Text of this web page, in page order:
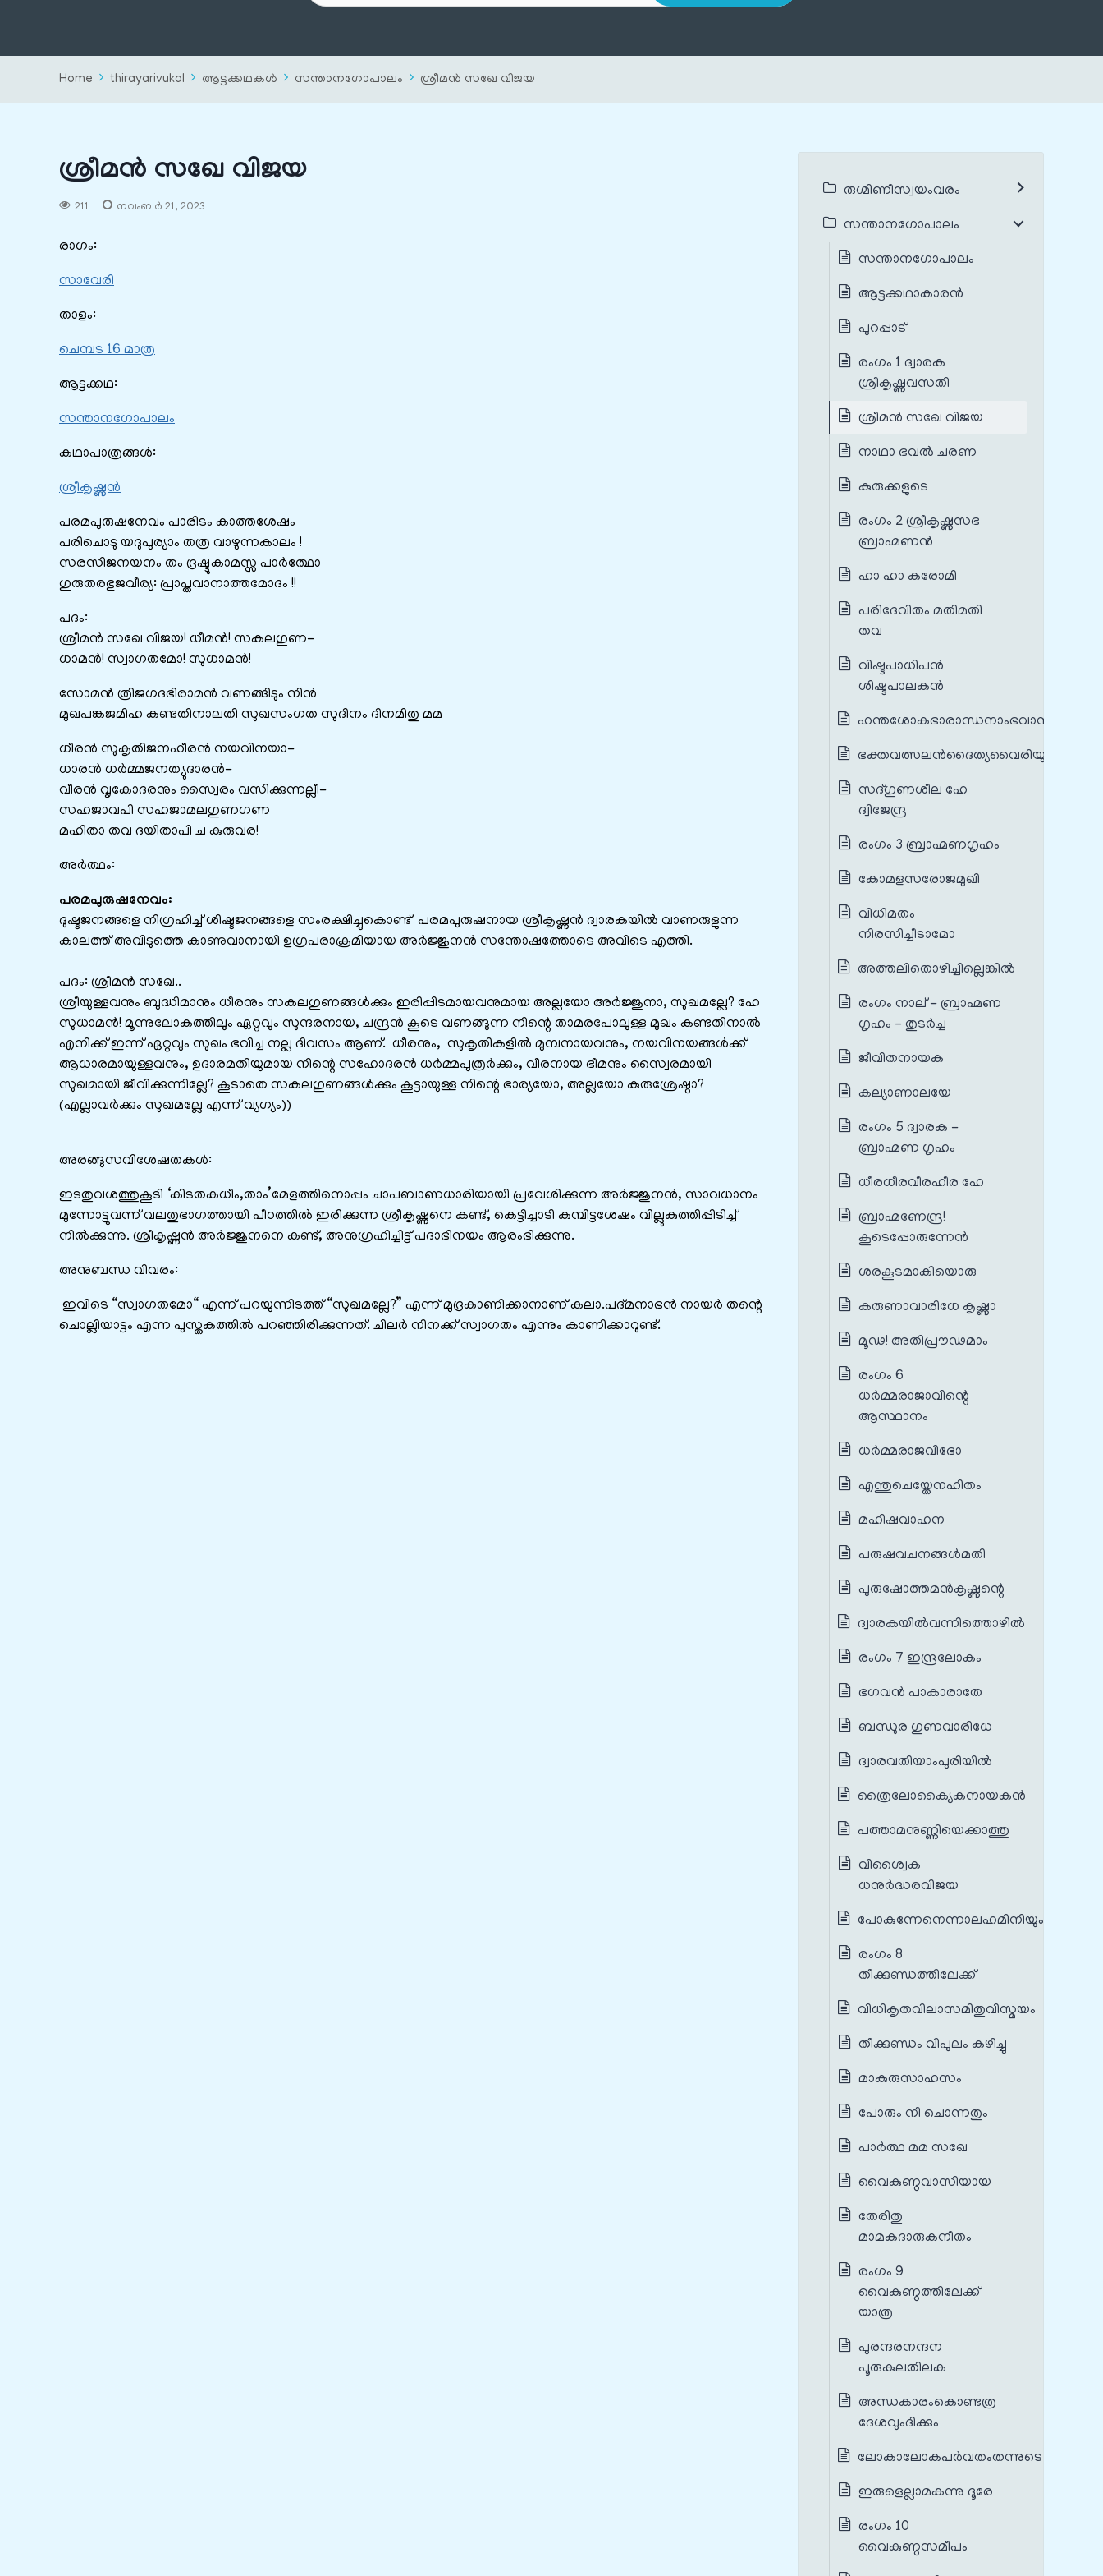
Home thirayarivukal ആട്ടക്കഥകൾ സന്താനഗോപാലം ശ്രീമൻ സഖേ വിജയ
ശ്രീമൻ സഖേ വിജയ
211 നവംബർ 21, 2023
രാഗം:
സാവേരി
താളം:
ചെമ്പട 16 മാത്ര
ആട്ടക്കഥ:
സന്താനഗോപാലം
കഥാപാത്രങ്ങൾ:
ശ്രീകൃഷ്ണൻ
പരമപുരുഷനേവം പാരിടം കാത്തശേഷം
പരിചൊടു യദുപുര്യാം തത്ര വാഴുന്നകാലം !
സരസിജനയനം തം ദ്രഷ്ടുകാമസ്സ പാര്‍ത്ഥോ
ഗുരുതരഭുജവീര്യ: പ്രാപ്തവാനാത്തമോദം !!
പദം:
ശ്രീമൻ സഖേ വിജയ! ധീമന്‍! സകലഗുണ-
ധാമന്‍! സ്വാഗതമോ! സുധാമന്‍!
സോമന്‍ ത്രിജഗദഭിരാമന്‍ വണങ്ങിടും നിന്‍
മുഖപങ്കജമിഹ കണ്ടതിനാലതി സുഖസംഗത സുദിനം ദിനമിതു മമ
ധീരന്‍ സുകൃതിജനഹീരന്‍ നയവിനയാ-
ധാരന്‍ ധര്‍മ്മജനത്യുദാരന്‍-
വീരന്‍ വൃകോദരനും സ്വൈരം വസിക്കുന്നല്ലീ-
സഹജാവപി സഹജാമലഗുണഗണ
മഹിതാ തവ ദയിതാപി ച കുരുവര!
അർത്ഥം:
പരമപുരുഷനേവം:
ദുഷ്ടജനങ്ങളെ നിഗ്രഹിച്ച്‌ ശിഷ്ടജനങ്ങളെ സംരക്ഷിച്ചുകൊണ്ട്‌ പരമപുരുഷനായ ശ്രീകൃഷ്ണൻ ദ്വാരകയിൽ വാണരുളുന്ന
കാലത്ത്‌ അവിടുത്തെ കാണുവാനായി ഉഗ്രപരാക്രമിയായ അർജ്ജുനൻ സന്തോഷത്തോടെ അവിടെ എത്തി.
പദം: ശ്രീമൻ സഖേ..
ശ്രീയുള്ളവനും ബുദ്ധിമാനും ധീരനും സകലഗുണങ്ങൾക്കും ഇരിപ്പിടമായവനുമായ അല്ലയോ അർജ്ജുനാ, സുഖമല്ലേ? ഹേ
സുധാമൻ! മൂന്നുലോകത്തിലും ഏറ്റവും സുന്ദരനായ, ചന്ദ്രൻ കൂടെ വണങ്ങുന്ന നിന്റെ താമരപോലുള്ള മുഖം കണ്ടതിനാൽ
എനിക്ക് ഇന്ന് ഏറ്റവും സുഖം ഭവിച്ച നല്ല ദിവസം ആണ്. ധീരനും, സുകൃതികളിൽ മുമ്പനായവനും, നയവിനയങ്ങൾക്ക്
ആധാരമായുള്ളവനും, ഉദാരമതിയുമായ നിന്റെ സഹോദരൻ ധർമ്മപുത്രർക്കും, വീരനായ ഭീമനും സ്വൈരമായി
സുഖമായി ജീവിക്കുന്നില്ലേ? കൂടാതെ സകലഗുണങ്ങൾക്കും കൂട്ടായുള്ള നിന്റെ ഭാര്യയോ, അല്ലയോ കുരുശ്രേഷ്ഠാ?
(എല്ലാവർക്കും സുഖമല്ലേ എന്ന് വ്യഗ്യം))
അരങ്ങുസവിശേഷതകൾ:
ഇടതുവശത്തുകൂടി ‘കിടതകധീം,താം’മേളത്തിനൊപ്പം ചാപബാണധാരിയായി പ്രവേശിക്കുന്ന അർജ്ജുനൻ, സാവധാനം
മുന്നോട്ടുവന്ന് വലതുഭാഗത്തായി പീഠത്തിൽ ഇരിക്കുന്ന ശ്രീകൃഷ്ണനെ കണ്ട്, കെട്ടിച്ചാടി കുമ്പിട്ടശേഷം വില്ലുകുത്തിപ്പിടിച്ച്
നിൽക്കുന്നു. ശ്രീകൃഷ്ണൻ അർജ്ജുനനെ കണ്ട്, അനുഗ്രഹിച്ചിട്ട് പദാഭിനയം ആരംഭിക്കുന്നു.
അനുബന്ധ വിവരം:
ഇവിടെ “സ്വാഗതമോ“ എന്ന് പറയുന്നിടത്ത്‌ “സുഖമല്ലേ?” എന്ന് മുദ്രകാണിക്കാനാണ്‌ കലാ.പദ്മനാഭൻ നായർ തന്റെ
ചൊല്ലിയാട്ടം എന്ന പുസ്തകത്തിൽ പറഞ്ഞിരിക്കുന്നത്‌. ചിലർ നിനക്ക്‌ സ്വാഗതം എന്നും കാണിക്കാറുണ്ട്‌.
രുഗ്മിണീസ്വയംവരം
സന്താനഗോപാലം
സന്താനഗോപാലം
ആട്ടക്കഥാകാരൻ
പുറപ്പാട്
രംഗം 1 ദ്വാരക
ശ്രീകൃഷ്ണവസതി
ശ്രീമൻ സഖേ വിജയ
നാഥാ ഭവൽ ചരണ
കുരുക്കളുടെ
രംഗം 2 ശ്രീകൃഷ്ണസഭ
ബ്രാഹ്മണൻ
ഹാ ഹാ കരോമി
പരിദേവിതം മതിമതി
തവ
വിഷ്ടപാധിപൻ
ശിഷ്ടപാലകൻ
ഹന്തശോകഭാരാന്ധനാംഭവാൻ
ഭക്തവത്സലൻദൈത്യവൈരിയും
സദ്ഗുണശീല ഹേ
ദ്വിജേന്ദ്ര
രംഗം 3 ബ്രാഹ്മണഗൃഹം
കോമളസരോജമുഖി
വിധിമതം
നിരസിച്ചീടാമോ
അത്തലിതൊഴിച്ചില്ലെങ്കിൽ
രംഗം നാല് - ബ്രാഹ്മണ
ഗൃഹം - തുടർച്ച
ജീവിതനായക
കല്യാണാലയേ
രംഗം 5 ദ്വാരക -
ബ്രാഹ്മണ ഗൃഹം
ധീരധീരവീരഹീര ഹേ
ബ്രാഹ്മണേന്ദ്ര!
കൂടെപ്പോരുന്നേൻ
ശരകൂടമാകിയൊരു
കരുണാവാരിധേ കൃഷ്ണാ
മൂഢ! അതിപ്രൗഢമാം
രംഗം 6
ധർമ്മരാജാവിന്റെ
ആസ്ഥാനം
ധർമ്മരാജവിഭോ
എന്തുചെയ്തേനഹിതം
മഹിഷവാഹന
പരുഷവചനങ്ങൾമതി
പുരുഷോത്തമൻകൃഷ്ണന്റെ
ദ്വാരകയിൽവന്നിത്തൊഴിൽ
രംഗം 7 ഇന്ദ്രലോകം
ഭഗവൻ പാകാരാതേ
ബന്ധുര ഗുണവാരിധേ
ദ്വാരവതിയാംപുരിയിൽ
ത്രൈലോക്യൈകനായകൻ
പത്താമനുണ്ണിയെക്കാത്തു
വിശ്വൈക
ധനുർദ്ധരവിജയ
പോകുന്നേനെന്നാലഹമിനിയും
രംഗം 8
തീക്കുണ്ഡത്തിലേക്ക്
വിധികൃതവിലാസമിതുവിസ്മയം
തീക്കുണ്ഡം വിപുലം കഴിച്ചു
മാകുരുസാഹസം
പോരും നീ ചൊന്നതും
പാർത്ഥ മമ സഖേ
വൈകുണ്ഠവാസിയായ
തേരിതു
മാമകദാരുകനീതം
രംഗം 9
വൈകുണ്ഠത്തിലേക്ക്
യാത്ര
പുരന്ദരനന്ദന
പൂരുകുലതിലക
അന്ധകാരംകൊണ്ടത്ര
ദേശവുംദിക്കും
ലോകാലോകപർവതംതന്നുടെ
ഇരുളെല്ലാമകന്നു ദൂരേ
രംഗം 10
വൈകുണ്ഠസമീപം